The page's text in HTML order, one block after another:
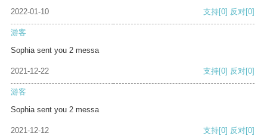
2022-01-10 支持[0] 反对[0]
游客
Sophia sent you 2 messa
2021-12-22 支持[0] 反对[0]
游客
Sophia sent you 2 messa
2021-12-12 支持[0] 反对[0]